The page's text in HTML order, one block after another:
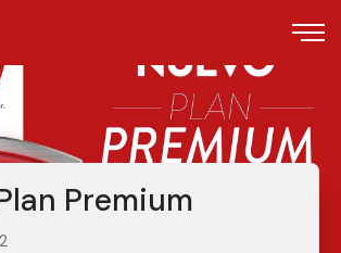
Premium